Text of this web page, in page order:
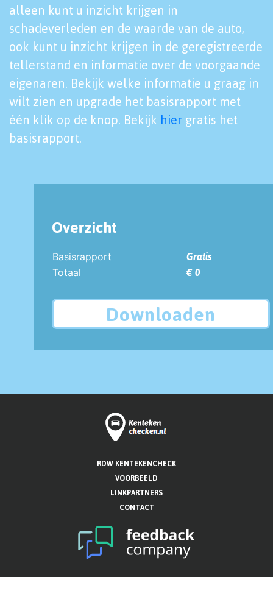
alleen kunt u inzicht krijgen in
schadeverleden en de waarde van de auto,
ook kunt u inzicht krijgen in de geregistreerde
tellerstand en informatie over de voorgaande
eigenaren. Bekijk welke informatie u graag in
wilt zien en upgrade het basisrapport met
één klik op de knop. Bekijk hier gratis het
basisrapport.
Overzicht
Basisrapport
Gratis
Totaal
€ 0
Downloaden
RDW KENTEKENCHECK
VOORBEELD
LINKPARTNERS
CONTACT